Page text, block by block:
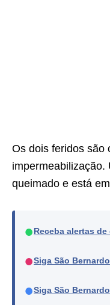
Os dois feridos são
impermeabilização.
queimado e está
● Receba alertas
●Siga São
●Siga São